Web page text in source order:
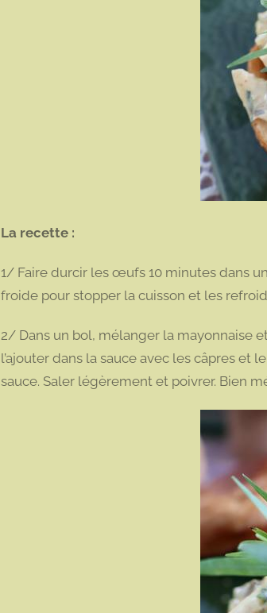
La recette :
1/ Faire durcir les œufs 10 minutes dans
froide pour stopper la cuisson et les
2/ Dans un bol, mélanger la mayonnaise
l’ajouter dans la sauce avec les câpres et
sauce. Saler légèrement et poivrer. Bien